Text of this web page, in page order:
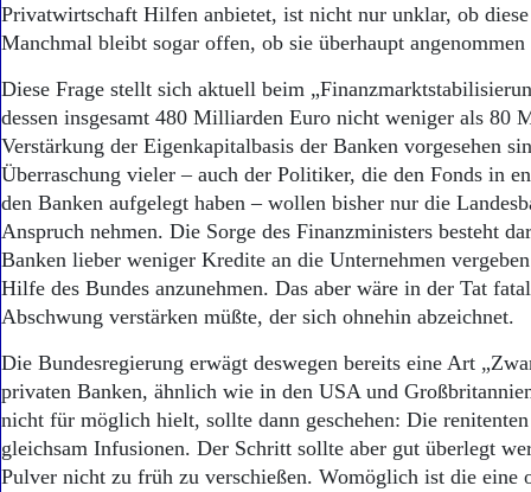
Start
Wer wir sind
Aktuelle Ausgabe
Abonnenten-Login
Abonnent werden
Abo Prämien
Archiv
Mediadaten
Berlin-Brandenburg
Schlesien
Bücher
Kontakt
Impressum
Datenschutz
Privatwirtschaft Hilfen anbietet, ist nicht nur unklar, ob
Manchmal bleibt sogar offen, ob sie überhaupt angenommen
Diese Frage stellt sich aktuell beim
dessen insgesamt 480 Milliarden Euro nicht weniger als 80
Verstärkung der Eigenkapitalbasis der Banken vorgesehen
Überraschung vieler – auch der Politiker, die den Fonds in
den Banken aufgelegt haben – wollen bisher nur die
Anspruch nehmen. Die Sorge des Finanzministers besteht
Banken lieber weniger Kredite an die Unternehmen
Hilfe des Bundes anzunehmen. Das aber wäre in der Tat
Abschwung verstärken müßte, der sich ohnehin abzeichnet.
Die Bundesregierung erwägt deswegen bereits eine Art
privaten Banken, ähnlich wie in den USA und
nicht für möglich hielt, sollte dann geschehen: Die renitenten
gleichsam Infusionen. Der Schritt sollte aber gut überlegt
Pulver nicht zu früh zu verschießen. Womöglich ist die eine